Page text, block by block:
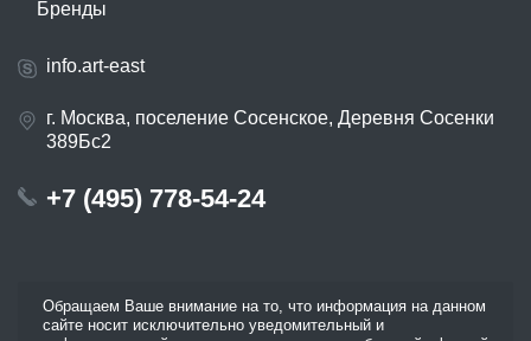
Бренды
info.art-east
г. Москва, поселение Сосенское, Деревня Сосенки
389Бс2
+7 (495) 778-54-24
Обращаем Ваше внимание на то, что информация на данном
сайте носит исключительно уведомительный и